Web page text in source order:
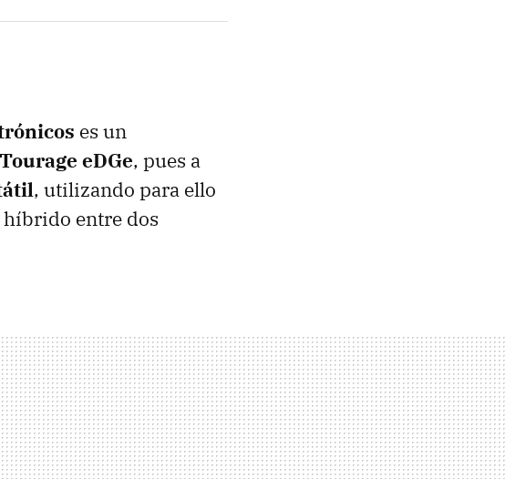
es un
eDGe, pues a
, utilizando para ello
híbrido entre dos